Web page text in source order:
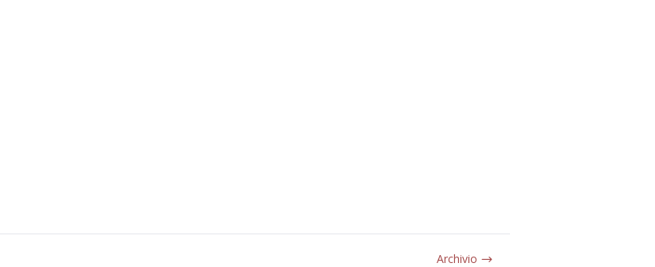
Archivio